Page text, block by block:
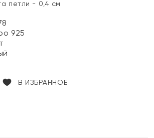
петли - 0,4 см
925
В ИЗБРАННОЕ